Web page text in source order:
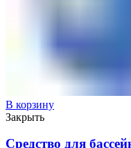
В корзину
Закрыть
Средство для